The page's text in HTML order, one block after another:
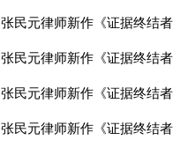
张民元律师新作《证据终结者》第四十三章：股与债
张民元律师新作《证据终结者》第四十二章：股与债（六
张民元律师新作《证据终结者》第十章：安
张民元律师新作《证据终结者》第九章：幕